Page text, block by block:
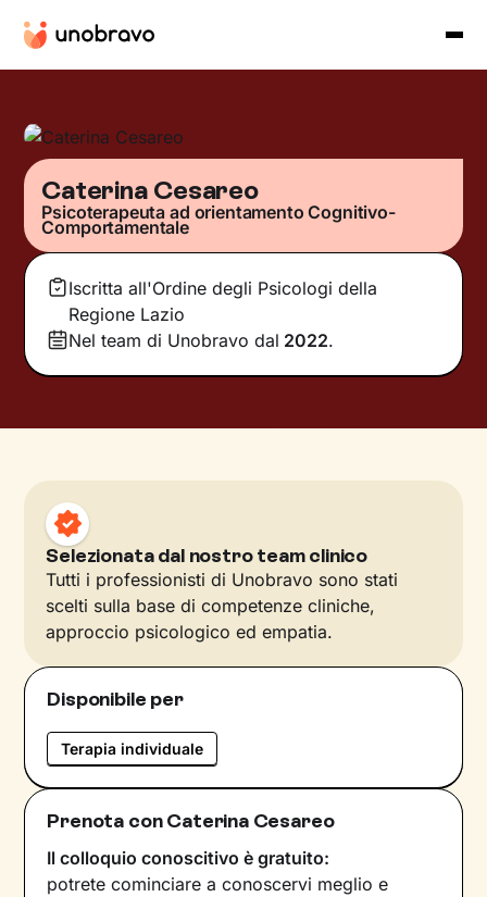
Caterina Cesareo
Psicoterapeuta ad orientamento Cognitivo-
Comportamentale
Iscritta all'Ordine degli Psicologi della
Regione Lazio
Nel team di Unobravo dal 2022.
Selezionata dal nostro team clinico
Tutti i professionisti di Unobravo sono stati
scelti sulla base di competenze cliniche,
approccio psicologico ed empatia.
Disponibile per
Terapia individuale
Prenota con Caterina Cesareo
Il colloquio conoscitivo è gratuito:
potrete cominciare a conoscervi meglio e